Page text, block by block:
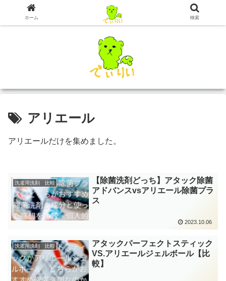
アリエール
アリエールだけを集めました。
洗濯用洗剤 比較
【除菌洗剤どっち】アタック除菌
アドバンスvsアリエール除菌プラ
ス
2023.10.06
洗濯用洗剤 比較
アタックパーフェクトスティック
VS.アリエールジェルボール【比
較】
ホーム 検索